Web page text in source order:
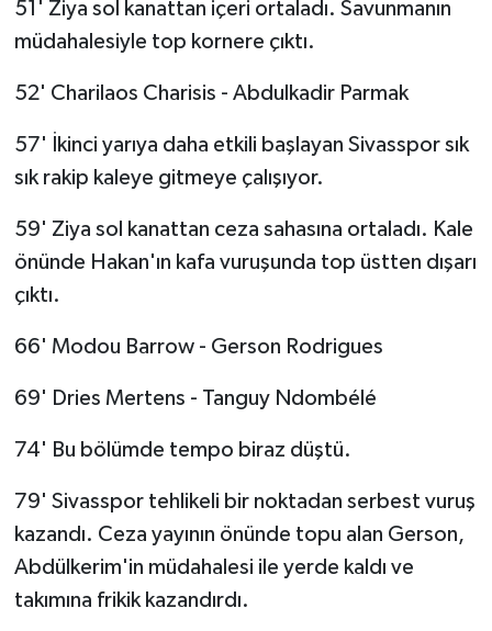
51' Ziya sol kanattan içeri ortaladı. Savunmanın
müdahalesiyle top kornere çıktı.
52' Charilaos Charisis - Abdulkadir Parmak
57' İkinci yarıya daha etkili başlayan Sivasspor sık
sık rakip kaleye gitmeye çalışıyor.
59' Ziya sol kanattan ceza sahasına ortaladı. Kale
önünde Hakan'ın kafa vuruşunda top üstten dışarı
çıktı.
66' Modou Barrow - Gerson Rodrigues
69' Dries Mertens - Tanguy Ndombélé
74' Bu bölümde tempo biraz düştü.
79' Sivasspor tehlikeli bir noktadan serbest vuruş
kazandı. Ceza yayının önünde topu alan Gerson,
Abdülkerim'in müdahalesi ile yerde kaldı ve
takımına frikik kazandırdı.